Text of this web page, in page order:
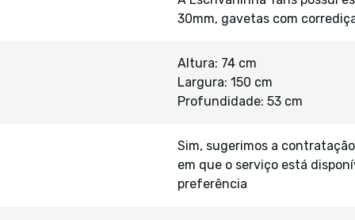
30mm, gavetas com
Altura: 74 cm
Largura: 150 cm
Profundidade: 53 cm
Sim, sugerimos a
em que o serviço está
preferência